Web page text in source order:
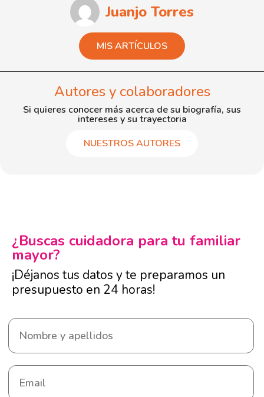
Juanjo Torres
MIS ARTÍCULOS
Autores y colaboradores
Si quieres conocer más acerca de su biografía, sus
intereses y su trayectoria
NUESTROS AUTORES
¿Buscas cuidadora para tu familiar
mayor?
¡Déjanos tus datos y te preparamos un
presupuesto en 24 horas!